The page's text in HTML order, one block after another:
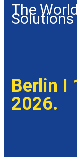
The
Solutions
Berlin I
2026.